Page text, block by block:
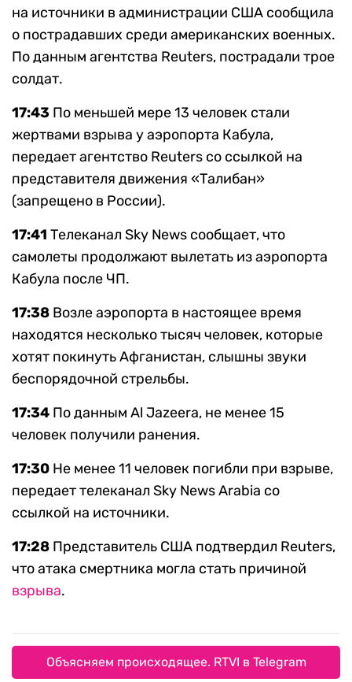
на источники в администрации США сообщила
о пострадавших среди американских военных.
По данным агентства Reuters, пострадали трое
солдат.
17:43 По меньшей мере 13 человек стали
жертвами взрыва у аэропорта Кабула,
передает агентство Reuters со ссылкой на
представителя движения «Талибан»
(запрещено в России).
17:41 Телеканал Sky News сообщает, что
самолеты продолжают вылетать из аэропорта
Кабула после ЧП.
17:38 Возле аэропорта в настоящее время
находятся несколько тысяч человек, которые
хотят покинуть Афганистан, слышны звуки
беспорядочной стрельбы.
17:34 По данным Al Jazeera, не менее 15
человек получили ранения.
17:30 Не менее 11 человек погибли при взрыве,
передает телеканал Sky News Arabia со
ссылкой на источники.
17:28 Представитель США подтвердил Reuters,
что атака смертника могла стать причиной
взрыва.
Объясняем происходящее. RTVI в Telegram